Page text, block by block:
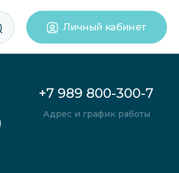
Личный кабинет
+7 989 800-300-7
Адрес и график работы